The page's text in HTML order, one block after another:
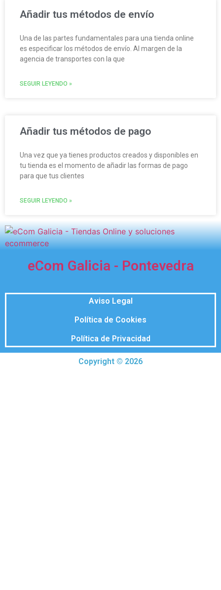
Añadir tus métodos de envío
Una de las partes fundamentales para una tienda online
es especificar los métodos de envío. Al margen de la
agencia de transportes con la que
SEGUIR LEYENDO »
Añadir tus métodos de pago
Una vez que ya tienes productos creados y disponibles en
tu tienda es el momento de añadir las formas de pago
para que tus clientes
SEGUIR LEYENDO »
eCom Galicia - Pontevedra
Aviso Legal
Política de Cookies
Política de Privacidad
Copyright © 2026